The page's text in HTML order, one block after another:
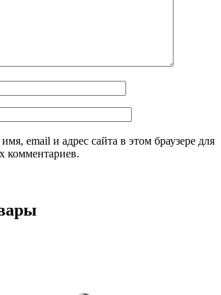
email и адрес сайта в этом браузере для
комментариев.